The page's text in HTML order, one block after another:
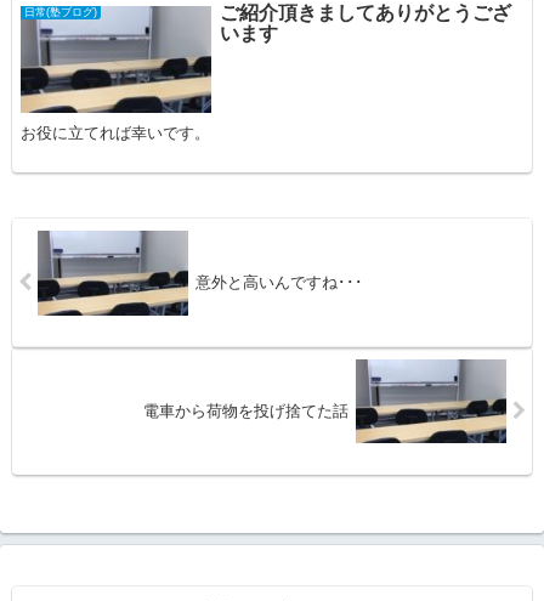
日常(塾ブログ)
ご紹介頂きましてありがとうござ
います
お役に立てれば幸いです。
意外と高いんですね･･･
電車から荷物を投げ捨てた話